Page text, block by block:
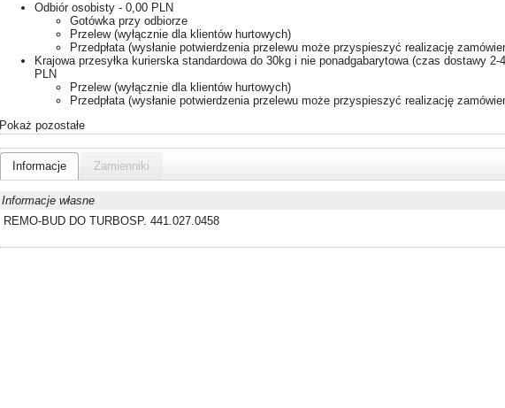
Odbiór osobisty - 0,00 PLN
Gotówka przy odbiorze
Przelew (wyłącznie dla klientów hurtowych)
Przedpłata (wysłanie potwierdzenia przelewu może przyspieszyć realizację
Krajowa przesyłka kurierska standardowa do 30kg i nie ponadgabarytowa (czas dostawy
PLN
Przelew (wyłącznie dla klientów hurtowych)
Przedpłata (wysłanie potwierdzenia przelewu może przyspieszyć realizację
Pokaż pozostałe
Informacje Zamienniki
Informacje własne
REMO-BUD DO TURBOSP. 441.027.0458